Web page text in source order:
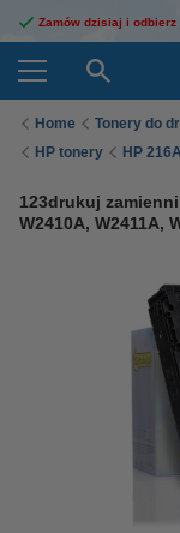
Zamów dzisiaj i odbierz
Home Tonery do
HP tonery
HP
123drukuj
W2410A, W2411A,